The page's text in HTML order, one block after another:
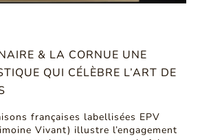
& LA CORNUE UNE
QUI CÉLÈBRE L’ART DE
françaises labellisées EPV
Vivant) illustre l’engagement